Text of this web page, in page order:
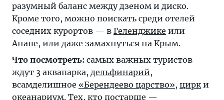
разумный баланс между дзеном и диско.
Кроме того, можно поискать среди отелей
соседних курортов — в Геленджике или
Анапе, или даже замахнуться на Крым.
Что посмотреть: самых важных туристов
ждут 3 аквапарка, дельфинарий,
всамделишное «Берендеево царство», цирк и
океанариум. Тех, кто постарше —